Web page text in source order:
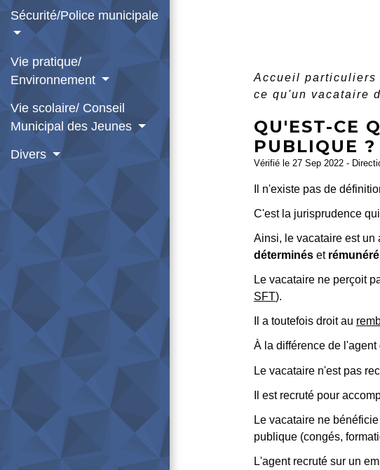
Sécurité/Police municipale
Vie pratique/
Environnement
Vie scolaire/ Conseil
Municipal des Jeunes
Divers
Accueil particuliers
ce qu'un vacataire
QU'EST-CE
PUBLIQUE ?
Vérifié le 27 Sep 2022 -
Il n'existe pas de
C'est la jurisprudence
Ainsi, le vacataire est un
déterminéset
Le vacataire ne perçoit
SFT).
Il a toutefois droit au
À la différence de
Le vacataire n'est pas
Il est recruté pour
Le vacataire ne
publique (congés,
L'agent recruté sur un